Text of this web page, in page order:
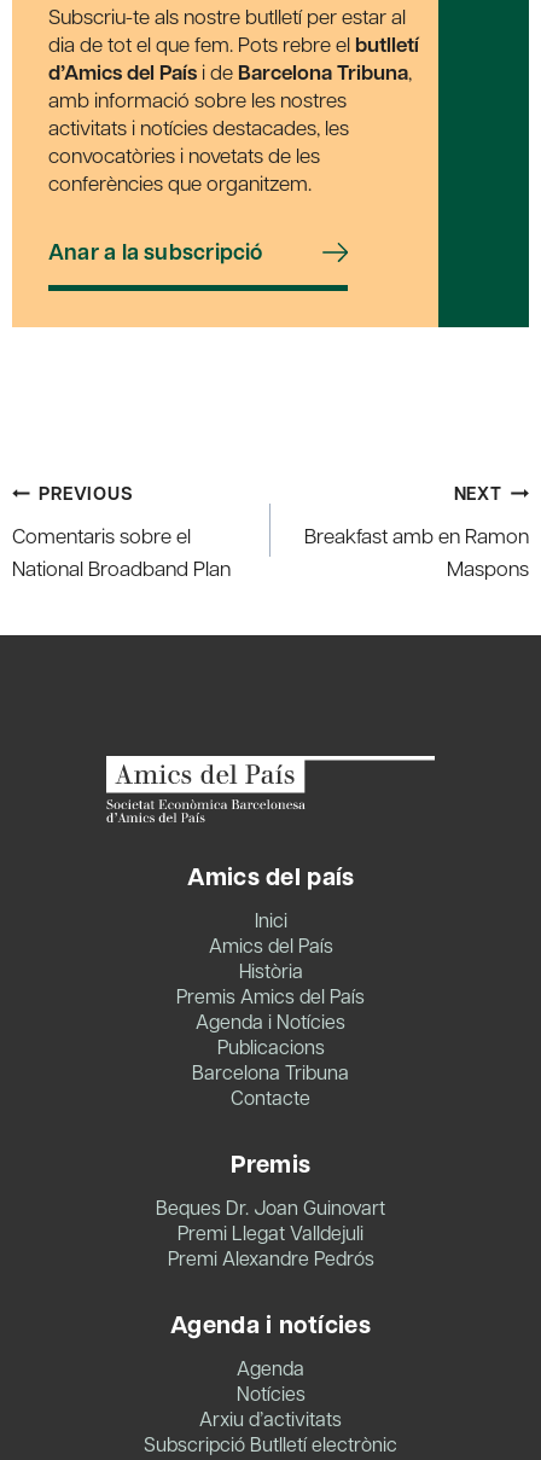
Subscriu-te als nostre butlletí per estar al
dia de tot el que fem. Pots rebre el butlletí
d’Amics del País i de Barcelona Tribuna,
amb informació sobre les nostres
activitats i notícies destacades, les
convocatòries i novetats de les
conferències que organitzem.
Anar a la subscripció
Post
navigation
PREVIOUS
Comentaris sobre el
National Broadband Plan
NEXT
Breakfast amb en Ramon
Maspons
Amics del país
Inici
Amics del País
Història
Premis Amics del País
Agenda i Notícies
Publicacions
Barcelona Tribuna
Contacte
Premis
Beques Dr. Joan Guinovart
Premi Llegat Valldejuli
Premi Alexandre Pedrós
Agenda i notícies
Agenda
Notícies
Arxiu d’activitats
Subscripció Butlletí electrònic